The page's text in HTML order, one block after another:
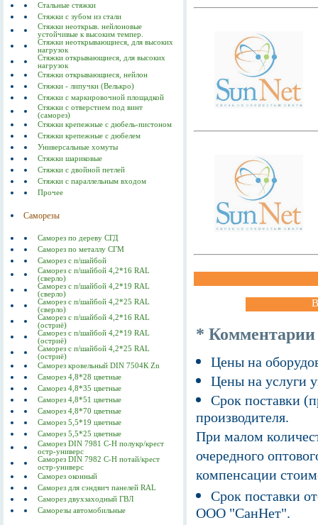
Стальные стяжки
Cтяжки с зубом из стали
Стяжки неоткрыв. нейлоновые
устойчивые к высоким темпер.
Стяжки неоткрывающиеся, для высоких
нагрузок
Стяжки открывающиеся, для высоких
нагрузок
Стяжки открывающиеся, нейлон
Стяжки - липучки (Велькро)
Стяжки с маркировочной площадкой
Стяжки с отверстием под винт
(саморез)
Стяжки крепежные с дюбель-пистоном
Стяжки крепежные с дюбелем
Универсальные хомуты
Стяжки шариковые
Стяжки с двойной петлей
Стяжки с параллельным входом
Прочее
Саморезы
Саморез по дереву СГД
Саморез по металлу СГМ
Саморез с п/шайбой
Саморез с п/шайбой 4,2*16 RAL
(сверло)
Саморез с п/шайбой 4,2*19 RAL
(сверло)
Саморез с п/шайбой 4,2*25 RAL
(сверло)
Саморез с п/шайбой 4,2*16 RAL
(остриё)
Саморез с п/шайбой 4,2*19 RAL
(остриё)
Саморез с п/шайбой 4,2*25 RAL
(остриё)
Саморез кровельный DIN 7504К Zn
Саморез 4,8*28 цветные
Саморез 4,8*35 цветные
Саморез 4,8*51 цветные
Саморез 4,8*70 цветные
Саморез 5,5*19 цветные
Саморез 5,5*25 цветные
Саморез DIN 7981 C-Н полукр/крест
остр-универс
Саморез DIN 7982 C-Н потай/крест
остр-универс
Саморез оконный
Саморез для сэндвич панелей RAL
Саморез двухзаходный ГВЛ
Саморезы автомобильные
* Комментарии
Цены на
Цены на услуги
Срок поставки
производителя.
При малом
очередного
компенсации
Срок поставки
ООО "СанНет".